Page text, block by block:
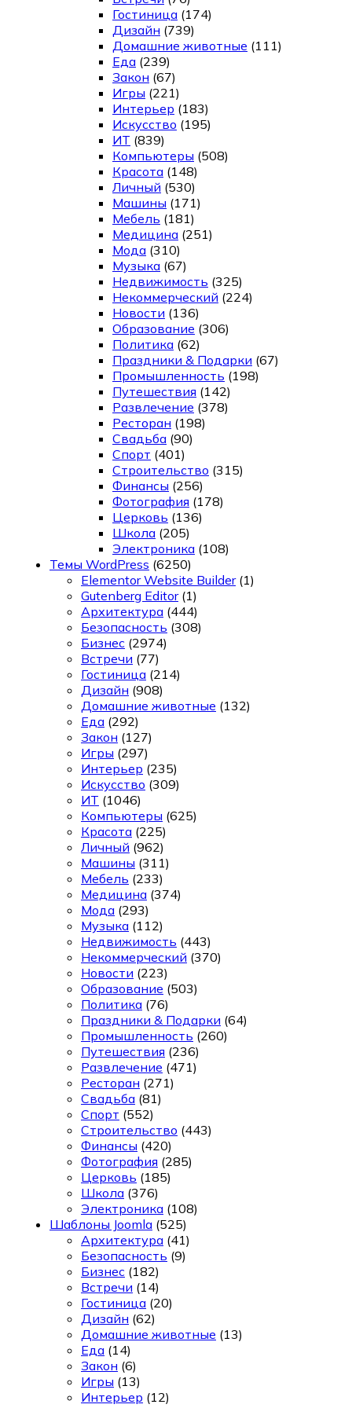
Гостиница (174)
Дизайн (739)
Домашние животные (111)
Еда (239)
Закон (67)
Игры (221)
Интерьер (183)
Искусство (195)
ИТ (839)
Компьютеры (508)
Красота (148)
Личный (530)
Машины (171)
Мебель (181)
Медицина (251)
Мода (310)
Музыка (67)
Недвижимость (325)
Некоммерческий (224)
Новости (136)
Образование (306)
Политика (62)
Праздники & Подарки (67)
Промышленность (198)
Путешествия (142)
Развлечение (378)
Ресторан (198)
Свадьба (90)
Спорт (401)
Строительство (315)
Финансы (256)
Фотография (178)
Церковь (136)
Школа (205)
Электроника (108)
Темы WordPress (6250)
Elementor Website Builder (1)
Gutenberg Editor (1)
Архитектура (444)
Безопасность (308)
Бизнес (2974)
Встречи (77)
Гостиница (214)
Дизайн (908)
Домашние животные (132)
Еда (292)
Закон (127)
Игры (297)
Интерьер (235)
Искусство (309)
ИТ (1046)
Компьютеры (625)
Красота (225)
Личный (962)
Машины (311)
Мебель (233)
Медицина (374)
Мода (293)
Музыка (112)
Недвижимость (443)
Некоммерческий (370)
Новости (223)
Образование (503)
Политика (76)
Праздники & Подарки (64)
Промышленность (260)
Путешествия (236)
Развлечение (471)
Ресторан (271)
Свадьба (81)
Спорт (552)
Строительство (443)
Финансы (420)
Фотография (285)
Церковь (185)
Школа (376)
Электроника (108)
Шаблоны Joomla (525)
Архитектура (41)
Безопасность (9)
Бизнес (182)
Встречи (14)
Гостиница (20)
Дизайн (62)
Домашние животные (13)
Еда (14)
Закон (6)
Игры (13)
Интерьер (12)